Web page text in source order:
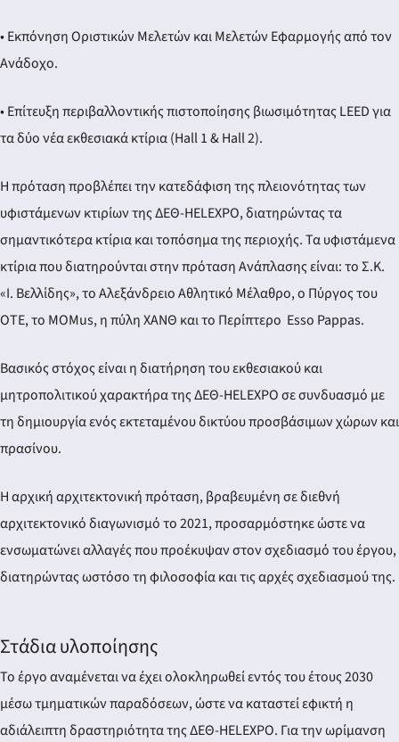
• Εκπόνηση Οριστικών Μελετών και Μελετών Εφαρμογής από τον
Ανάδοχο.
• Επίτευξη περιβαλλοντικής πιστοποίησης βιωσιμότητας LEED για
τα δύο νέα εκθεσιακά κτίρια (Hall 1 & Hall 2).
Η πρόταση προβλέπει την κατεδάφιση της πλειονότητας των
υφιστάμενων κτιρίων της ΔΕΘ-HELEXPO, διατηρώντας τα
σημαντικότερα κτίρια και τοπόσημα της περιοχής. Τα υφιστάμενα
κτίρια που διατηρούνται στην πρόταση Ανάπλασης είναι: το Σ.Κ.
«Ι. Βελλίδης», το Αλεξάνδρειο Αθλητικό Μέλαθρο, ο Πύργος του
ΟΤΕ, το MOMus, η πύλη ΧΑΝΘ και το Περίπτερο Esso Pappas.
Βασικός στόχος είναι η διατήρηση του εκθεσιακού και
μητροπολιτικού χαρακτήρα της ΔΕΘ-HELEXPO σε συνδυασμό με
τη δημιουργία ενός εκτεταμένου δικτύου προσβάσιμων χώρων και
πρασίνου.
Η αρχική αρχιτεκτονική πρόταση, βραβευμένη σε διεθνή
αρχιτεκτονικό διαγωνισμό το 2021, προσαρμόστηκε ώστε να
ενσωματώνει αλλαγές που προέκυψαν στον σχεδιασμό του έργου,
διατηρώντας ωστόσο τη φιλοσοφία και τις αρχές σχεδιασμού της.
Στάδια υλοποίησης
Το έργο αναμένεται να έχει ολοκληρωθεί εντός του έτους 2030
μέσω τμηματικών παραδόσεων, ώστε να καταστεί εφικτή η
αδιάλειπτη δραστηριότητα της ΔΕΘ-HELEXPO. Για την ωρίμανση